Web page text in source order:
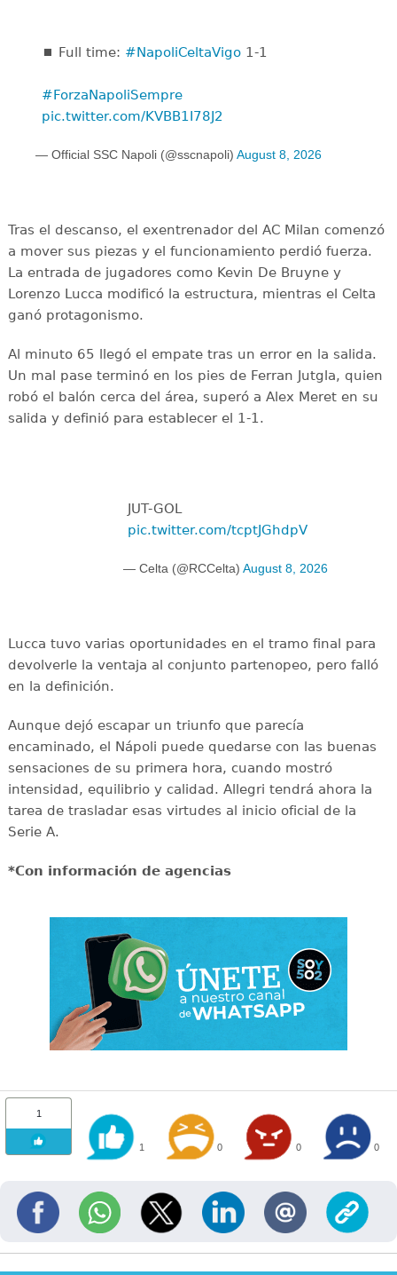
⏹️ Full time: #NapoliCeltaVigo 1-1
#ForzaNapoliSempre
pic.twitter.com/KVBB1I78J2
— Official SSC Napoli (@sscnapoli) August 8, 2026
Tras el descanso, el exentrenador del AC Milan comenzó
a mover sus piezas y el funcionamiento perdió fuerza.
La entrada de jugadores como Kevin De Bruyne y
Lorenzo Lucca modificó la estructura, mientras el Celta
ganó protagonismo.
Al minuto 65 llegó el empate tras un error en la salida.
Un mal pase terminó en los pies de Ferran Jutgla, quien
robó el balón cerca del área, superó a Alex Meret en su
salida y definió para establecer el 1-1.
JUT-GOL
pic.twitter.com/tcptJGhdpV
— Celta (@RCCelta) August 8, 2026
Lucca tuvo varias oportunidades en el tramo final para
devolverle la ventaja al conjunto partenopeo, pero falló
en la definición.
Aunque dejó escapar un triunfo que parecía
encaminado, el Nápoli puede quedarse con las buenas
sensaciones de su primera hora, cuando mostró
intensidad, equilibrio y calidad. Allegri tendrá ahora la
tarea de trasladar esas virtudes al inicio oficial de la
Serie A.
*Con información de agencias
1
1 0 0 0